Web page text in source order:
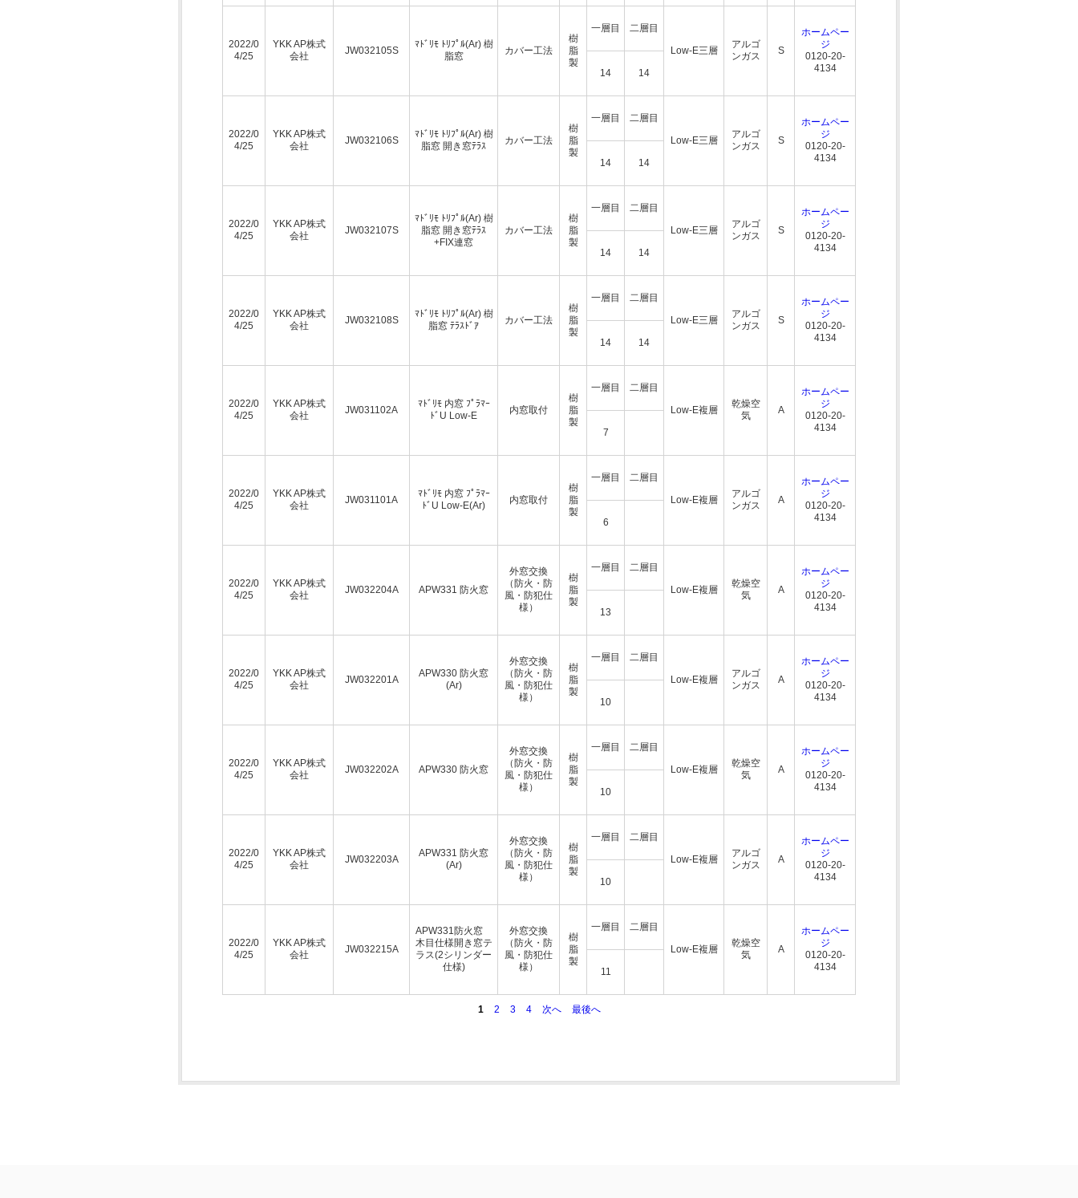
2022/0
4/25
YKK AP株式
会社
JW032105S
ﾏﾄﾞﾘﾓ ﾄﾘﾌﾟﾙ(Ar) 樹
脂窓
カバー工法
樹
脂
製
一層目
二層目
Low-E三層
アルゴ
ンガス
S
ホームペー
ジ
0120-20-
4134
14 14
2022/0
4/25
YKK AP株式
会社
JW032106S
ﾏﾄﾞﾘﾓ ﾄﾘﾌﾟﾙ(Ar) 樹
脂窓 開き窓ﾃﾗｽ
カバー工法
樹
脂
製
一層目
二層目
Low-E三層
アルゴ
ンガス
S
ホームペー
ジ
0120-20-
4134
14 14
2022/0
4/25
YKK AP株式
会社
JW032107S
ﾏﾄﾞﾘﾓ ﾄﾘﾌﾟﾙ(Ar) 樹
脂窓 開き窓ﾃﾗｽ
+FIX連窓
カバー工法
樹
脂
製
一層目
二層目
Low-E三層
アルゴ
ンガス
S
ホームペー
ジ
0120-20-
4134
14 14
2022/0
4/25
YKK AP株式
会社
JW032108S
ﾏﾄﾞﾘﾓ ﾄﾘﾌﾟﾙ(Ar) 樹
脂窓 ﾃﾗｽﾄﾞｱ
カバー工法
樹
脂
製
一層目
二層目
Low-E三層
アルゴ
ンガス
S
ホームペー
ジ
0120-20-
4134
14 14
2022/0
4/25
YKK AP株式
会社
JW031102A
ﾏﾄﾞﾘﾓ 内窓 ﾌﾟﾗﾏｰ
ﾄﾞU Low-E
内窓取付
樹
脂
製
一層目
二層目
Low-E複層
乾燥空
気
A
ホームペー
ジ
0120-20-
4134
7
2022/0
4/25
YKK AP株式
会社
JW031101A
ﾏﾄﾞﾘﾓ 内窓 ﾌﾟﾗﾏｰ
ﾄﾞU Low-E(Ar)
内窓取付
樹
脂
製
一層目
二層目
Low-E複層
アルゴ
ンガス
A
ホームペー
ジ
0120-20-
4134
6
2022/0
4/25
YKK AP株式
会社
JW032204A APW331 防火窓
外窓交換
（防火・防
風・防犯仕
様）
樹
脂
製
一層目
二層目
Low-E複層
乾燥空
気
A
ホームペー
ジ
0120-20-
4134
13
2022/0
4/25
YKK AP株式
会社
JW032201A
APW330 防火窓
(Ar)
外窓交換
（防火・防
風・防犯仕
様）
樹
脂
製
一層目
二層目
Low-E複層
アルゴ
ンガス
A
ホームペー
ジ
0120-20-
4134
10
2022/0
4/25
YKK AP株式
会社
JW032202A APW330 防火窓
外窓交換
（防火・防
風・防犯仕
様）
樹
脂
製
一層目
二層目
Low-E複層
乾燥空
気
A
ホームペー
ジ
0120-20-
4134
10
2022/0
4/25
YKK AP株式
会社
JW032203A
APW331 防火窓
(Ar)
外窓交換
（防火・防
風・防犯仕
様）
樹
脂
製
一層目
二層目
Low-E複層
アルゴ
ンガス
A
ホームペー
ジ
0120-20-
4134
10
2022/0
4/25
YKK AP株式
会社
JW032215A
APW331防火窓
木目仕様開き窓テ
ラス(2シリンダー
仕様)
外窓交換
（防火・防
風・防犯仕
様）
樹
脂
製
一層目
二層目
Low-E複層
乾燥空
気
A
ホームペー
ジ
0120-20-
4134
11
1 2 3 4 次へ 最後へ